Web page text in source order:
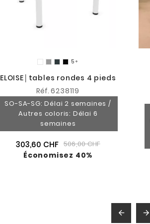

ELOISE│tables rondes 4 pieds
Réf.6238119
SO-SA-SG: Délai 2 semaines /
Autres coloris: Délai 6
semaines
303,60 CHF 506,00 CHF
Économisez 40%
 